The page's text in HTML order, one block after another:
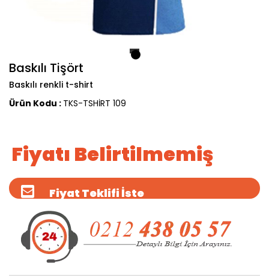
Baskılı Tişört
Baskılı renkli t-shirt
Ürün Kodu : TKS-TSHİRT 109
Fiyatı Belirtilmemiş
Fiyat Teklifi İste